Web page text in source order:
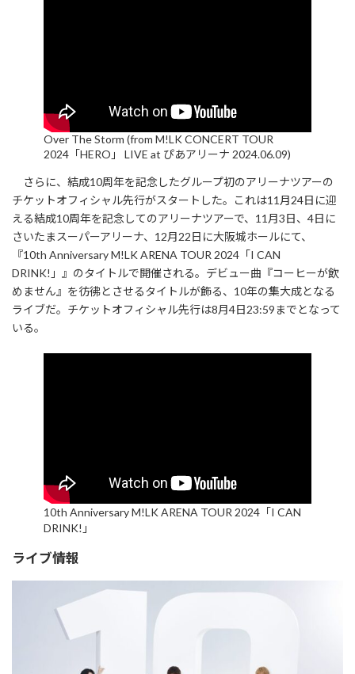
Over The Storm (from M!LK CONCERT TOUR
2024「HERO」 LIVE at ぴあアリーナ 2024.06.09)
さらに、結成10周年を記念したグループ初のアリーナツアーの
チケットオフィシャル先行がスタートした。これは11月24日に迎
える結成10周年を記念してのアリーナツアーで、11月3日、4日に
さいたまスーパーアリーナ、12月22日に大阪城ホールにて、
『10th Anniversary M!LK ARENA TOUR 2024「I CAN
DRINK!」』のタイトルで開催される。デビュー曲『コーヒーが飲
めません』を彷彿とさせるタイトルが飾る、10年の集大成となる
ライブだ。チケットオフィシャル先行は8月4日23:59までとなって
いる。
10th Anniversary M!LK ARENA TOUR 2024「I CAN
DRINK!」
ライブ情報